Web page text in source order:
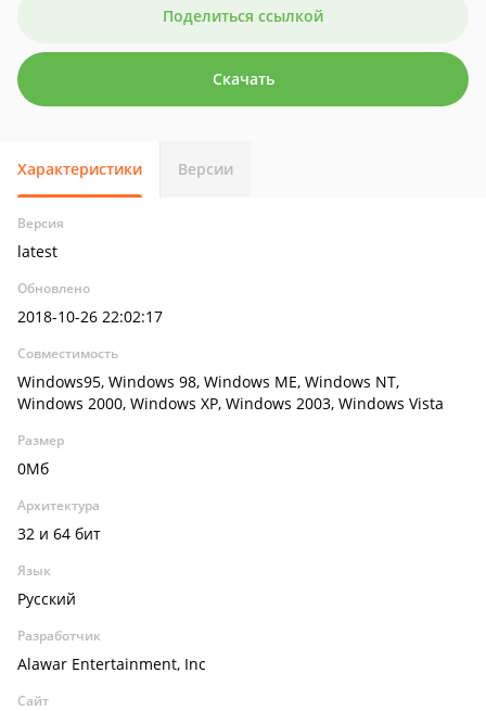
Поделиться ссылкой
Скачать
Характеристики Версии
Версия
latest
Обновлено
2018-10-26 22:02:17
Совместимость
Windows95, Windows 98, Windows ME, Windows NT,
Windows 2000, Windows XP, Windows 2003, Windows Vista
Размер
0Мб
Архитектура
32 и 64 бит
Язык
Русский
Разработчик
Alawar Entertainment, Inc
Сайт